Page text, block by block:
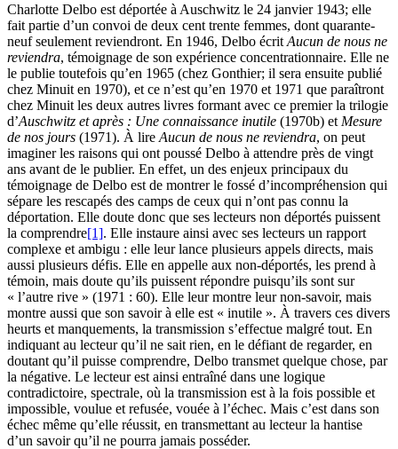
Charlotte Delbo est déportée à Auschwitz le 24 janvier 1943; elle
fait partie d’un convoi de deux cent trente femmes, dont quarante-
neuf seulement reviendront. En 1946, Delbo écrit Aucun de nous ne
reviendra, témoignage de son expérience concentrationnaire. Elle ne
le publie toutefois qu’en 1965 (chez Gonthier; il sera ensuite publié
chez Minuit en 1970), et ce n’est qu’en 1970 et 1971 que paraîtront
chez Minuit les deux autres livres formant avec ce premier la trilogie
d’Auschwitz et après : Une connaissance inutile (1970b) et Mesure
de nos jours (1971). À lire Aucun de nous ne reviendra, on peut
imaginer les raisons qui ont poussé Delbo à attendre près de vingt
ans avant de le publier. En effet, un des enjeux principaux du
témoignage de Delbo est de montrer le fossé d’incompréhension qui
sépare les rescapés des camps de ceux qui n’ont pas connu la
déportation. Elle doute donc que ses lecteurs non déportés puissent
la comprendre[1]. Elle instaure ainsi avec ses lecteurs un rapport
complexe et ambigu : elle leur lance plusieurs appels directs, mais
aussi plusieurs défis. Elle en appelle aux non-déportés, les prend à
témoin, mais doute qu’ils puissent répondre puisqu’ils sont sur
« l’autre rive » (1971 : 60). Elle leur montre leur non-savoir, mais
montre aussi que son savoir à elle est « inutile ». À travers ces divers
heurts et manquements, la transmission s’effectue malgré tout. En
indiquant au lecteur qu’il ne sait rien, en le défiant de regarder, en
doutant qu’il puisse comprendre, Delbo transmet quelque chose, par
la négative. Le lecteur est ainsi entraîné dans une logique
contradictoire, spectrale, où la transmission est à la fois possible et
impossible, voulue et refusée, vouée à l’échec. Mais c’est dans son
échec même qu’elle réussit, en transmettant au lecteur la hantise
d’un savoir qu’il ne pourra jamais posséder.